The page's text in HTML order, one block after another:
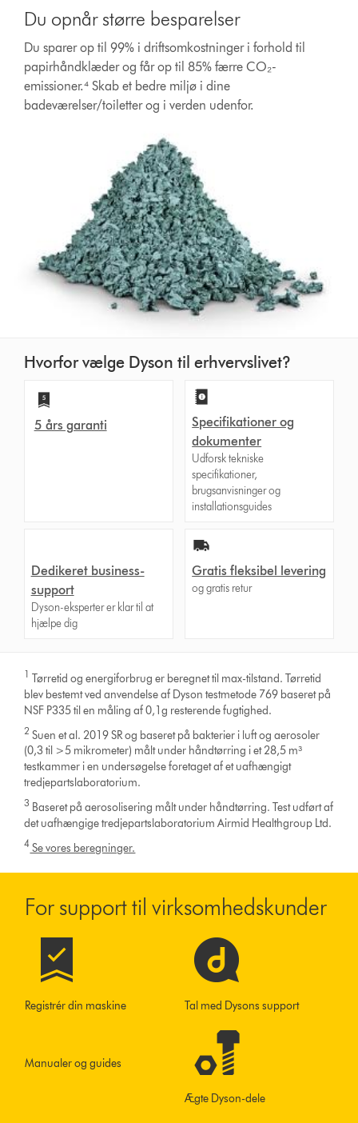
Du opnår større besparelser
Du sparer op til 99% i driftsomkostninger i forhold til
papirhåndklæder og får op til 85% færre CO₂-
emissioner.⁴ Skab et bedre miljø i dine
badeværelser/toiletter og i verden udenfor.
Hvorfor vælge Dyson til erhvervslivet?
5 års garanti
Specifikationer og
dokumenter
Udforsk tekniske
specifikationer,
brugsanvisninger og
installationsguides
Dedikeret business-
support
Dyson-eksperter er klar til at
hjælpe dig
Gratis fleksibel levering
og gratis retur
1 Tørretid og energiforbrug er beregnet til max-tilstand. Tørretid
blev bestemt ved anvendelse af Dyson testmetode 769 baseret på
NSF P335 til en måling af 0,1g resterende fugtighed.
2 Suen et al. 2019 SR og baseret på bakterier i luft og aerosoler
(0,3 til >5 mikrometer) målt under håndtørring i et 28,5 m³
testkammer i en undersøgelse foretaget af et uafhængigt
tredjepartslaboratorium.
3 Baseret på aerosolisering målt under håndtørring. Test udført af
det uafhængige tredjepartslaboratorium Airmid Healthgroup Ltd.
4 Se vores beregninger.
For support til virksomhedskunder
Registrér din maskine Tal med Dysons support
Manualer og guides
Ægte Dyson-dele